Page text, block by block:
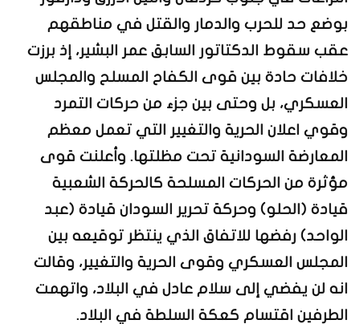
بوضع حد للحرب والدمار والقتل في مناطقهم
عقب سقوط الدكتاتور السابق عمر البشير، إذ برزت
خلافات حادة بين قوى الكفاح المسلح والمجلس
العسكري، بل وحتى بين جزء من حركات التمرد
وقوي اعلان الحرية والتغيير التي تعمل معظم
المعارضة السودانية تحت مظلتها. وأعلنت قوى
مؤثرة من الحركات المسلحة كالحركة الشعبية
قيادة (الحلو) وحركة تحرير السودان قيادة (عبد
الواحد) رفضها للاتفاق الذي ينتظر توقيعه بين
المجلس العسكري وقوى الحرية والتغيير، وقالت
انه لن يفضي إلى سلام عادل في البلاد، واتهمت
الطرفين اقتسام كعكة السلطة في البلاد.